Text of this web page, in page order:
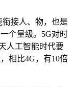
接人、物，也是
个量级。5G对时
人工智能时代要
相比4G，有10倍